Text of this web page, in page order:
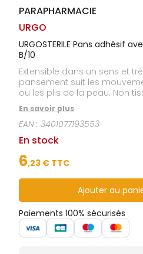
PARAPHARMACIE
URGO
URGOSTERILE Pans adhésif
B/10
Extensible dans un sens et
pansement suit les
ou les plis de la peau. Non
macération.Forte adhésivité
cutanée.Compresse
exsudats.Voile non adhérant
les 4 côtés, il protège
stérile.Transparent aux rayons
En savoir plus
EAN :3401077193553
En stock
6,23 € TTC
Ajouter au
Paiements 100% sécurisés